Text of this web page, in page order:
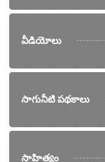
వీడియోలు
సాగునీటి పథకాలు
సాహిత్యం